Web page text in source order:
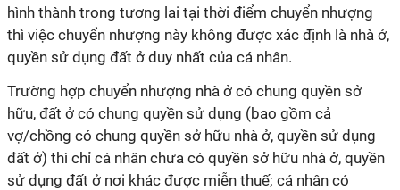
hình thành trong tương lai tại thời điểm chuyển nhượng
thì việc chuyển nhượng này không được xác định là nhà ở,
quyền sử dụng đất ở duy nhất của cá nhân.
Trường hợp chuyển nhượng nhà ở có chung quyền sở
hữu, đất ở có chung quyền sử dụng (bao gồm cả
vợ/chồng có chung quyền sở hữu nhà ở, quyền sử dụng
đất ở) thì chỉ cá nhân chưa có quyền sở hữu nhà ở, quyền
sử dụng đất ở nơi khác được miễn thuế; cá nhân có